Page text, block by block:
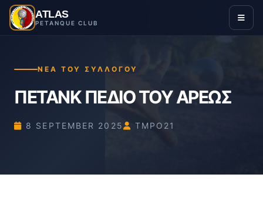
ATLAS
PETANQUE CLUB
ΝΕΑ ΤΟΥ ΣΥΛΛΟΓΟΥ
ΠΕΤΑΝΚ ΠΕΔΙΟ ΤΟΥ ΑΡΕΩΣ
8 SEPTEMBER 2025 TMPO21